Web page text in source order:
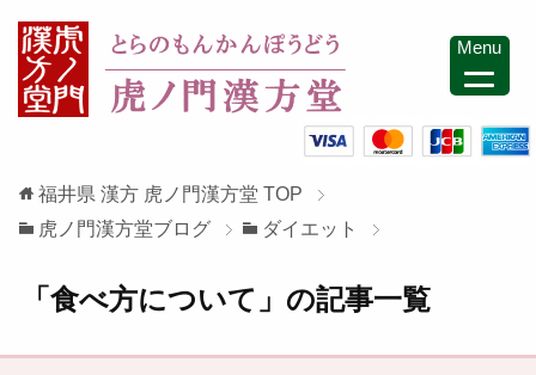
福井県 漢方 虎ノ門漢方堂 TOP
虎ノ門漢方堂ブログ
ダイエット
「食べ方について」の記事一覧
Menu